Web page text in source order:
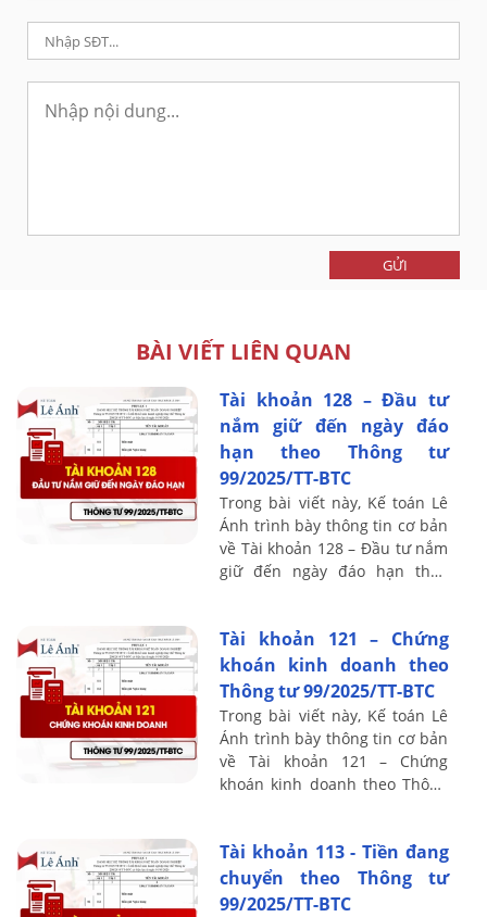
GỬI
BÀI VIẾT LIÊN QUAN
Tài khoản 128 – Đầu tư
nắm giữ đến ngày đáo
hạn theo Thông tư
99/2025/TT-BTC
Trong bài viết này, Kế toán Lê
Ánh trình bày thông tin cơ bản
về Tài khoản 128 – Đầu tư nắm
giữ đến ngày đáo hạn theo
cấu ...
Tài khoản 121 – Chứng
khoán kinh doanh theo
Thông tư 99/2025/TT-BTC
Trong bài viết này, Kế toán Lê
Ánh trình bày thông tin cơ bản
về Tài khoản 121 – Chứng
khoán kinh doanh theo Thông
nội ...
Tài khoản 113 - Tiền đang
chuyển theo Thông tư
99/2025/TT-BTC